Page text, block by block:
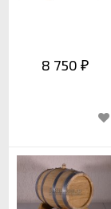
8 750 ₽